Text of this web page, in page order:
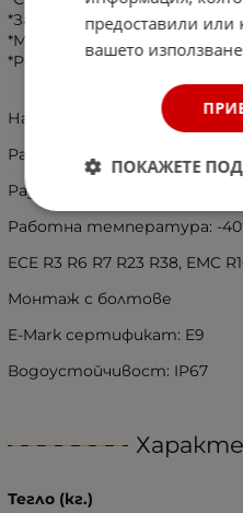
*Задна Светлина 36 LED
*Мъгла 8 LED, 2.6W
*Рефлектор
Напрежение: 12V-24V
Размер: 350 X 131 X 35 MM
Разстояние между
Работна температура: -
ECE R3 R6 R7 R23 R38, EMC
Монтаж с болтове
E-Mark сертификат: E9
Водоустойчивост: IP67
Тегло (кг.)
предоставили или
вашето
ПОКАЖЕТЕ